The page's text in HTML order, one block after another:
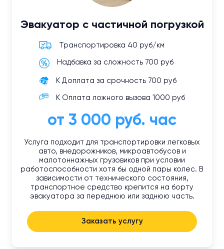
Эвакуатор с частичной погрузкой
Транспортировка 40 руб/км
Надбавка за сложность 700 руб
К Доплата за срочность 700 руб
К Оплата ложного вызова 1000 руб
от 3 000 руб. час
Услуга подходит для транспортировки легковых
авто, внедорожников, микроавтобусов и
малотоннажных грузовиков при условии
работоспособности хотя бы одной пары колес. В
зависимости от технического состояния,
транспортное средство крепится на борту
эвакуатора за переднюю или заднюю часть.
Заказать услугу